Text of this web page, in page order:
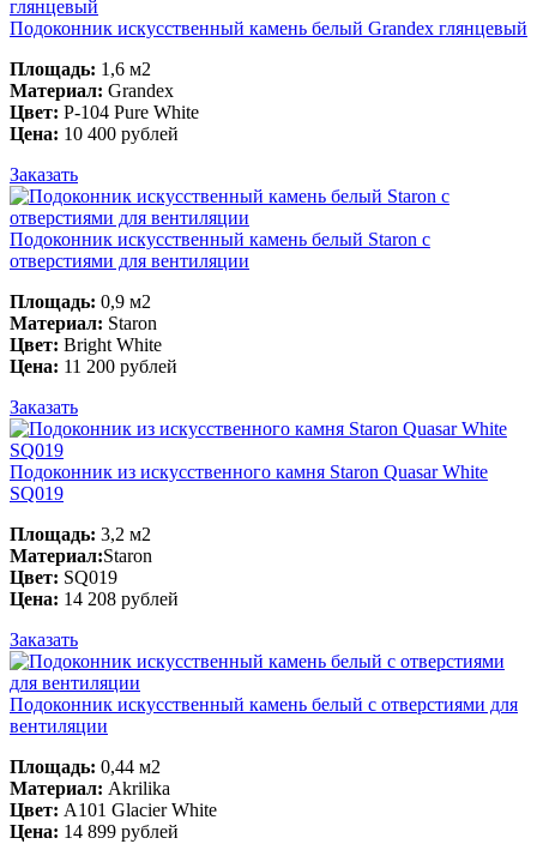
Подоконник искусственный камень белый Grandex глянцевый
Площадь: 1,6 м2
Материал: Grandex
Цвет: P-104 Pure White
Цена: 10 400 рублей
Заказать
Подоконник искусственный камень белый Staron с
отверстиями для вентиляции
Площадь: 0,9 м2
Материал: Staron
Цвет: Bright White
Цена: 11 200 рублей
Заказать
Подоконник из искусственного камня Staron Quasar White
SQ019
Площадь: 3,2 м2
Материал:Staron
Цвет: SQ019
Цена: 14 208 рублей
Заказать
Подоконник искусственный камень белый с отверстиями для
вентиляции
Площадь: 0,44 м2
Материал: Akrilika
Цвет: A101 Glacier White
Цена: 14 899 рублей